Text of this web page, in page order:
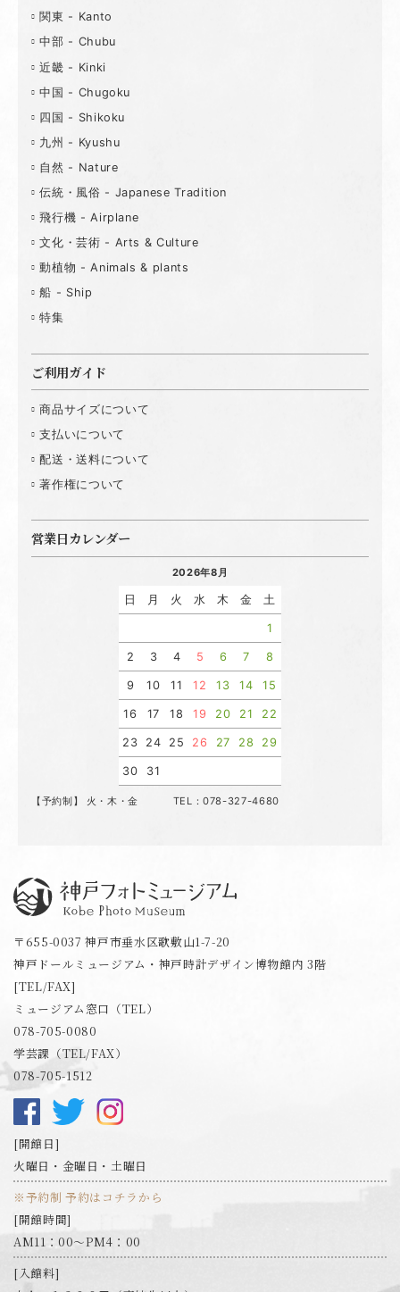
関東 - Kanto
中部 - Chubu
近畿 - Kinki
中国 - Chugoku
四国 - Shikoku
九州 - Kyushu
自然 - Nature
伝統・風俗 - Japanese Tradition
飛行機 - Airplane
文化・芸術 - Arts & Culture
動植物 - Animals & plants
船 - Ship
特集
ご利用ガイド
商品サイズについて
支払いについて
配送・送料について
著作権について
営業日カレンダー
2026年8月
日 月 火 水 木 金 土
1
2 3 4 5 6 7 8
9 10 11 12 13 14 15
16 17 18 19 20 21 22
23 24 25 26 27 28 29
30 31
【予約制】 火・木・金 TEL：078-327-4680
〒655-0037 神戸市垂水区歌敷山1-7-20
神戸ドールミュージアム・神戸時計デザイン博物館内 3階
[TEL/FAX]
ミュージアム窓口（TEL）
078-705-0080
学芸課（TEL/FAX）
078-705-1512
開館日
火曜日・金曜日・土曜日
※予約制 予約はコチラから
開館時間
AM11：00～PM4：00
入館料